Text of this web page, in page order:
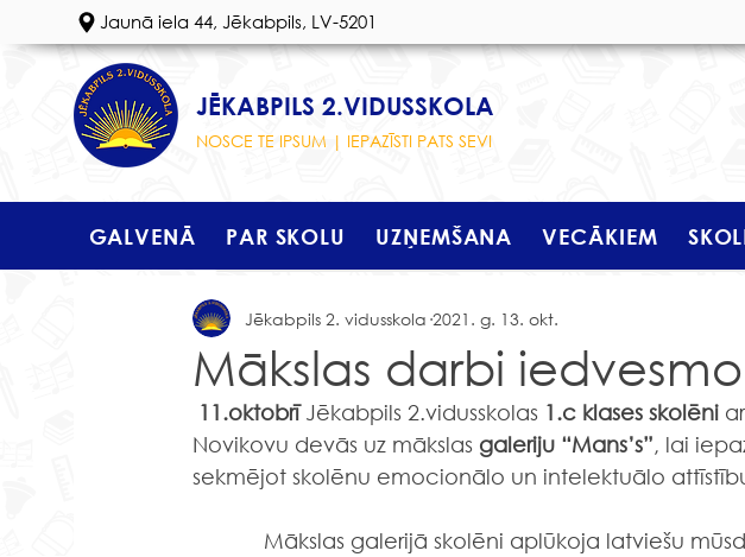
Jaunā iela 44, Jēkabpils, LV-5201
JĒKABPILS 2.VIDUSSKOLA
NOSCE TE IPSUM | IEPAZĪSTI PATS SEVI
GALVENĀ PAR SKOLU UZŅEMŠANA VECĀKIEM
Mākslas darbi
Jēkabpils 2. vidusskola 2021. g. 13. okt.
11.oktobrī Jēkabpils 2.vidusskolas 1.c klases skolēni
Novikovu devās uz mākslas galeriju “Mans’s”, lai
sekmējot skolēnu emocionālo un intelektuālo